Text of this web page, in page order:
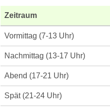
Zeitraum
Vormittag (7-13 Uhr)
Nachmittag (13-17 Uhr)
Abend (17-21 Uhr)
Spät (21-24 Uhr)